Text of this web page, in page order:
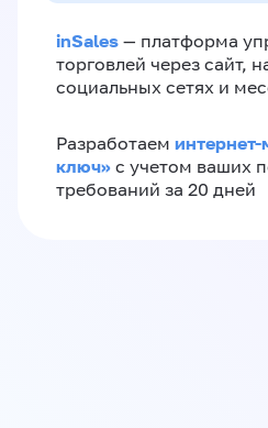
inSales — платформа
торговлей через сайт,
социальных сетях и
Разработаем
ключ»‎ с учетом ваших
требований за 20 дней